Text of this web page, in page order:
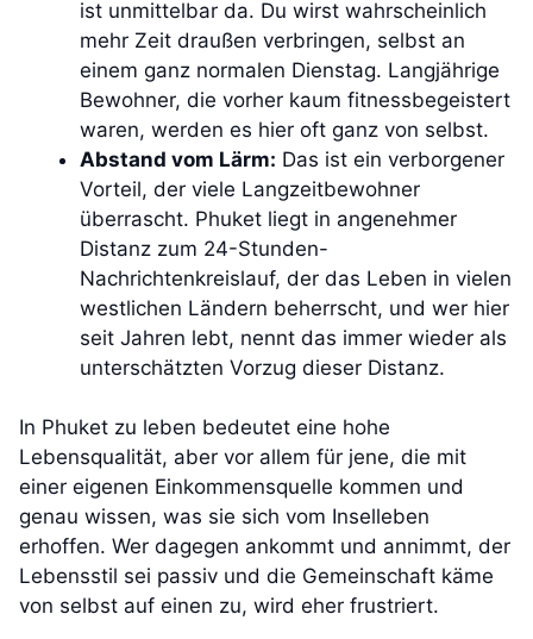
ist unmittelbar da. Du wirst wahrscheinlich
mehr Zeit draußen verbringen, selbst an
einem ganz normalen Dienstag. Langjährige
Bewohner, die vorher kaum fitnessbegeistert
waren, werden es hier oft ganz von selbst.
Abstand vom Lärm: Das ist ein verborgener
Vorteil, der viele Langzeitbewohner
überrascht. Phuket liegt in angenehmer
Distanz zum 24-Stunden-
Nachrichtenkreislauf, der das Leben in vielen
westlichen Ländern beherrscht, und wer hier
seit Jahren lebt, nennt das immer wieder als
unterschätzten Vorzug dieser Distanz.
In Phuket zu leben bedeutet eine hohe
Lebensqualität, aber vor allem für jene, die mit
einer eigenen Einkommensquelle kommen und
genau wissen, was sie sich vom Inselleben
erhoffen. Wer dagegen ankommt und annimmt, der
Lebensstil sei passiv und die Gemeinschaft käme
von selbst auf einen zu, wird eher frustriert.